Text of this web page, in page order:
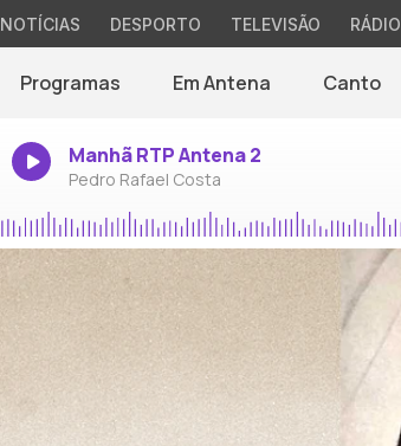
NOTÍCIAS DESPORTO TELEVISÃO RÁDIO
Programas Em Antena Canto
Manhã RTP Antena 2
Pedro Rafael Costa